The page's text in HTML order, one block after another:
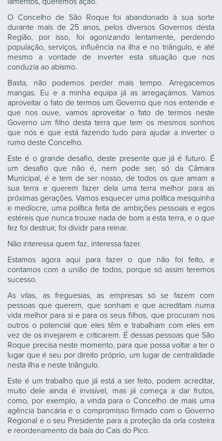
O Concelho de São Roque foi abandonado à sua sorte
durante mais de 25 anos, pelos diversos Governos desta
Região, por isso, foi agonizando lentamente, perdendo
população, serviços, influência na ilha e no triângulo, e até
mesmo a vontade de inverter esta situação que nos
conduzia ao abismo.
Basta, não podemos perder mais tempo. Arregacemos
mangas. Eu e a minha equipa já as arregaçámos. Vamos
aproveitar o fato de termos um Governo que nos entende e
que nos ouve, vamos aproveitar o fato de termos neste
Governo um filho desta terra que tem os mesmos sonhos
que nós e que está fazendo tudo para ajudar a inverter o
rumo deste Concelho.
Este é o grande desafio, deste presente que já é futuro. É
um desafio que não é, nem pode ser, só da Câmara
Municipal, é e tem de ser nosso, de todos os que amam a
sua terra e querem fazer dela uma terra melhor para as
próximas gerações. Vamos esquecer uma política mesquinha
e medíocre, uma política feita de ambições pessoais e egos
estéreis que nunca trouxe nada de bom a esta terra, e o que
fez foi destruir, foi dividir para reinar.
Não interessa quem faz, interessa fazer.
Estamos agora aqui para fazer o que não foi feito, e
contamos com a união de todos, porque só assim teremos
sucesso.
As vilas, as freguesias, as empresas só se fazem com
pessoas que querem, que sonham e que acreditam numa
vida melhor para si e para os seus filhos, que procuram nos
outros o potencial que eles têm e trabalham com eles em
vez de os invejarem e criticarem. É dessas pessoas que São
Roque precisa neste momento, para que possa voltar a ter o
lugar que é seu por direito próprio, um lugar de centralidade
nesta ilha e neste triângulo.
Este é um trabalho que já está a ser feito, podem acreditar,
muito dele ainda é invisível, mas já começa a dar frutos,
como, por exemplo, a vinda para o Concelho de mais uma
agência bancária e o compromisso firmado com o Governo
Regional e o seu Presidente para a proteção da orla costeira
e reordenamento da baía do Cais do Pico.